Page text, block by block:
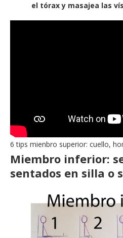
el tórax y masajea las
6 tips mienbro superior: cuello,
Miembro inferior:
sentados en silla o